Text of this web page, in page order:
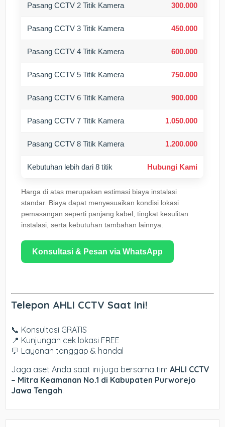
Pasang CCTV 2 Titik Kamera 300.000
Pasang CCTV 3 Titik Kamera 450.000
Pasang CCTV 4 Titik Kamera 600.000
Pasang CCTV 5 Titik Kamera 750.000
Pasang CCTV 6 Titik Kamera 900.000
Pasang CCTV 7 Titik Kamera 1.050.000
Pasang CCTV 8 Titik Kamera 1.200.000
Kebutuhan lebih dari 8 titik Hubungi Kami
Harga di atas merupakan estimasi biaya instalasi
standar. Biaya dapat menyesuaikan kondisi lokasi
pemasangan seperti panjang kabel, tingkat kesulitan
instalasi, serta kebutuhan tambahan lainnya.
Konsultasi & Pesan via WhatsApp
Telepon AHLI CCTV Saat Ini!
📞 Konsultasi GRATIS
📍 Kunjungan cek lokasi FREE
💬 Layanan tanggap & handal
Jaga aset Anda saat ini juga bersama timAHLI CCTV
– Mitra Keamanan No.1 di Kabupaten Purworejo
Jawa Tengah.